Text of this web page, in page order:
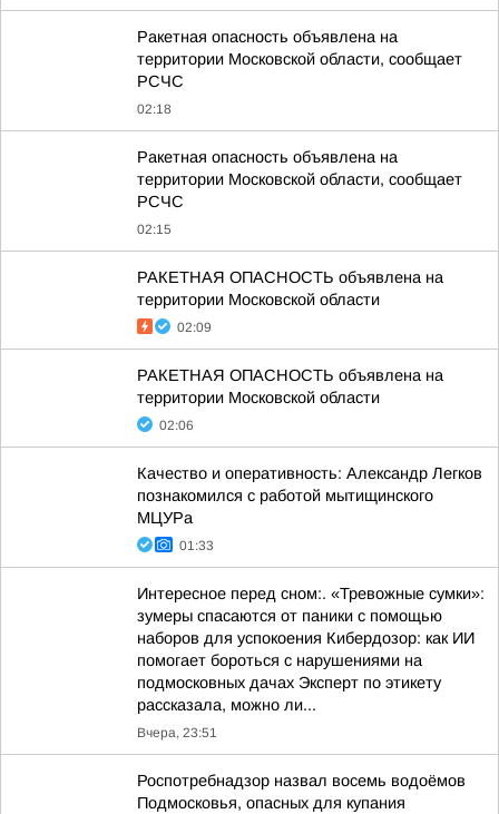
Ракетная опасность объявлена на
территории Московской области, сообщает
РСЧС
02:18
Ракетная опасность объявлена на
территории Московской области, сообщает
РСЧС
02:15
РАКЕТНАЯ ОПАСНОСТЬ объявлена на
территории Московской области
02:09
РАКЕТНАЯ ОПАСНОСТЬ объявлена на
территории Московской области
02:06
Качество и оперативность: Александр Легков
познакомился с работой мытищинского
МЦУРа
01:33
Интересное перед сном:. «Тревожные сумки»:
зумеры спасаются от паники с помощью
наборов для успокоения Кибердозор: как ИИ
помогает бороться с нарушениями на
подмосковных дачах Эксперт по этикету
рассказала, можно ли...
Вчера, 23:51
Роспотребнадзор назвал восемь водоёмов
Подмосковья, опасных для купания